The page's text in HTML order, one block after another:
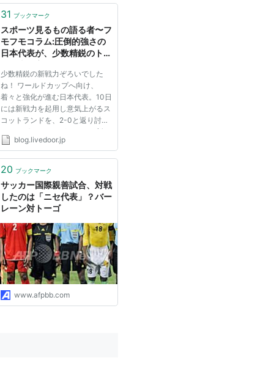
31 ブックマーク
スポーツ見るもの語る者〜フ
モフモコラム:圧倒的強さの
日本代表が、少数精鋭のトー
少数精鋭の新戦力ぞろいでした
ね！ ワールドカップへ向け、
着々と強化が進む日本代表。10日
には新戦力を起用し意気上がるス
コットランドを、2-0と返り討ち
にしたばかりですが、またも新た
な試練が。14日に日本代表の前に
チェスターCに所属するアデバヨ
選手...
blog.livedoor.jp
20 ブックマーク
サッカー国際親善試合、対戦
したのは「ニセ代表」？バー
レーン対トーゴ
www.afpbb.com